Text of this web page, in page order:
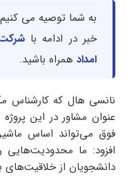
به شما توصیه می کنیم
خبر در ادامه با
امداد همراه باشید.
نانسی هال که کارشناس
عنوان مشاور در این
فوق می‌تواند اساس
افزود: ما محدودیت‌هایی
دانشجویان از خلاقیت‌های